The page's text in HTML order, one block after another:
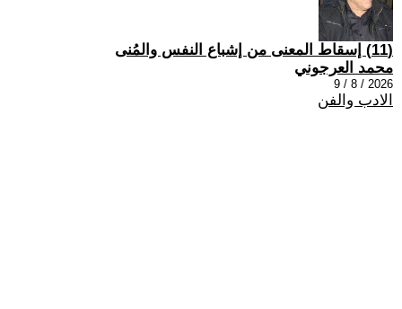
(11) إسقاط المعنى من إشباع النفس والمُنى
محمد العرجوني
2026 / 8 / 9
الادب والفن